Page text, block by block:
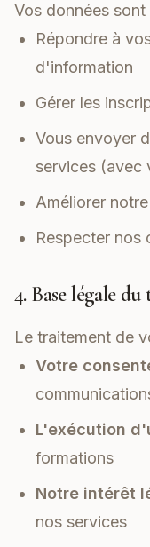
Vos données
Répondre à
d'information
Gérer les
Vous envoyer
services (avec
Améliorer
Respecter nos
4. Base légale
Le traitement de
Votre
L'exécution
formations
Notre intérêt
nos services